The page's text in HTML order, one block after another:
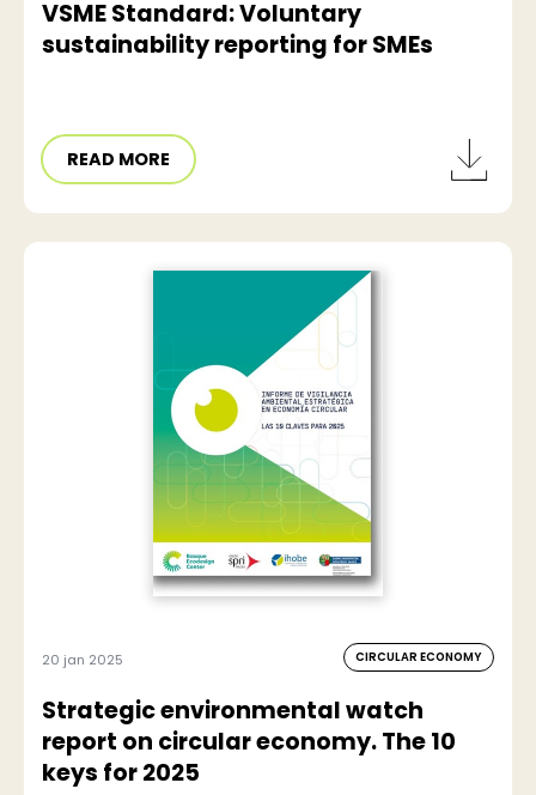
VSME Standard: Voluntary
sustainability reporting for SMEs
READ MORE
20 jan 2025 CIRCULAR ECONOMY
Strategic environmental watch
report on circular economy. The 10
keys for 2025